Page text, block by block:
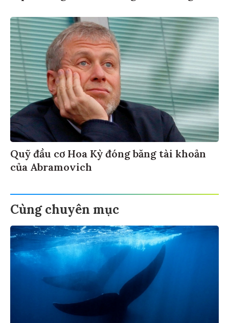
Quỹ đầu cơ Hoa Kỳ đóng băng tài khoản
của Abramovich
Cùng chuyên mục